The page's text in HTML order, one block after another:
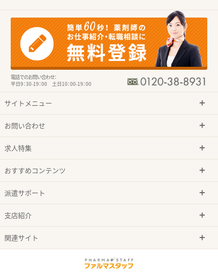
電話でのお問い合わせ：
平日9：30-19：00 土日10：00-19：00
サイトメニュー
お問い合わせ
求人特集
おすすめコンテンツ
派遣サポート
支店紹介
関連サイト